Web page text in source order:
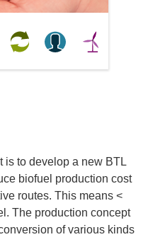
is to develop a new BTL
biofuel production cost
routes. This means <
The production concept
of various kinds